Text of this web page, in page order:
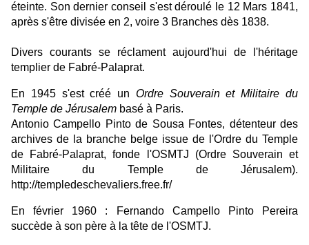
éteinte. Son dernier conseil s'est déroulé le 12 Mars 1841,
après s'être divisée en 2, voire 3 Branches dès 1838.
Divers courants se réclament aujourd'hui de l'héritage
templier de Fabré-Palaprat.
En 1945 s'est créé un Ordre Souverain et Militaire du
Temple de Jérusalem basé à Paris.
Antonio Campello Pinto de Sousa Fontes, détenteur des
archives de la branche belge issue de l'Ordre du Temple
de Fabré-Palaprat, fonde l'OSMTJ (Ordre Souverain et
Militaire du Temple de Jérusalem).
http://templedeschevaliers.free.fr/
En février 1960 : Fernando Campello Pinto Pereira
succède à son père à la tête de l'OSMTJ.